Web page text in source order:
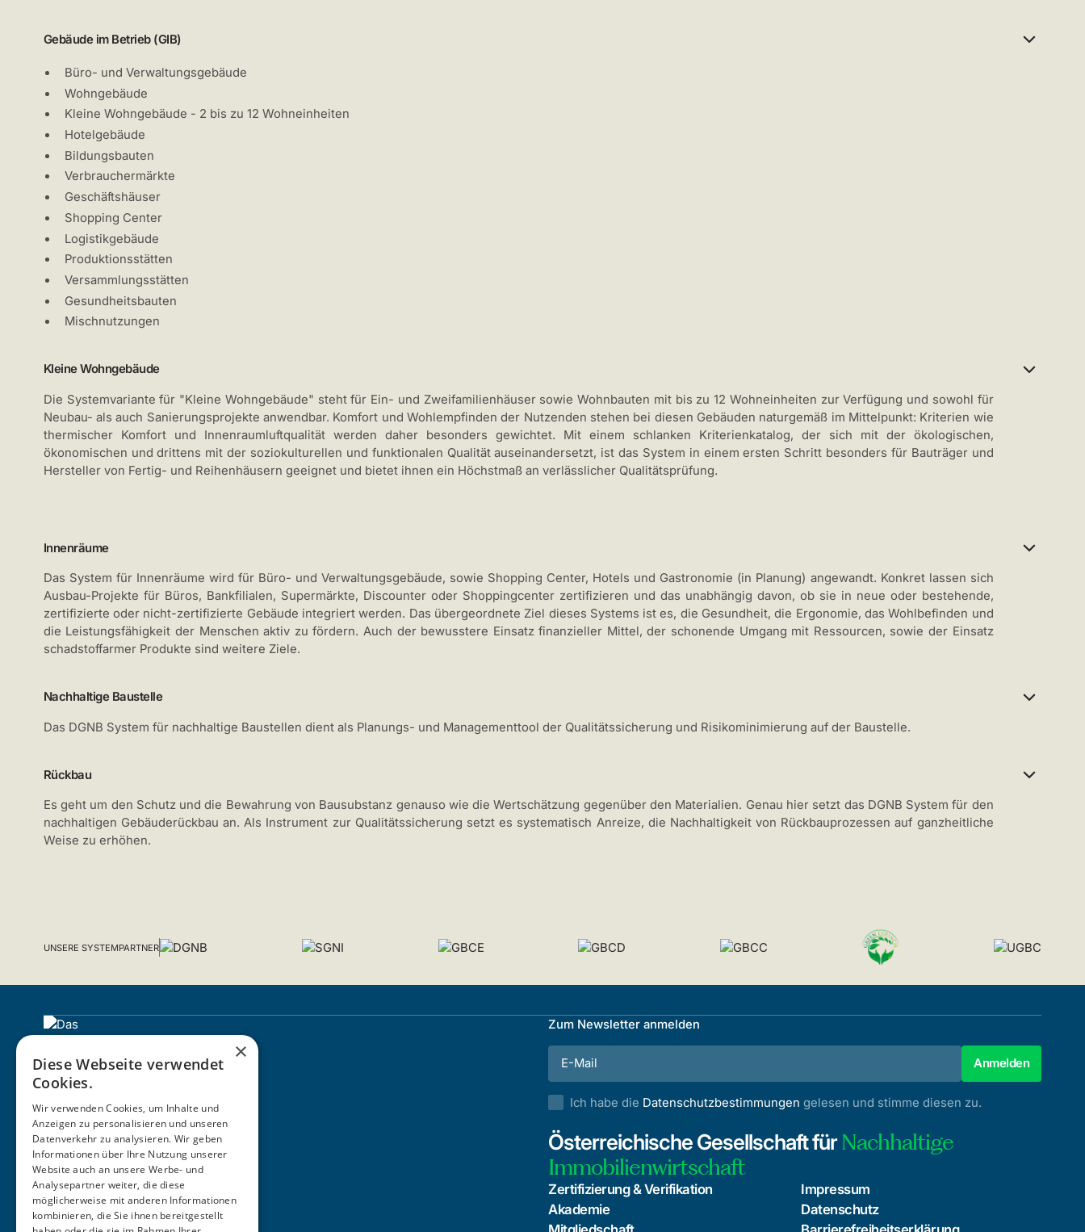
Gebäude im Betrieb (GIB)
Büro- und Verwaltungsgebäude
Wohngebäude
Kleine Wohngebäude - 2 bis zu 12 Wohneinheiten
Hotelgebäude
Bildungsbauten
Verbrauchermärkte
Geschäftshäuser
Shopping Center
Logistikgebäude
Produktionsstätten
Versammlungsstätten
Gesundheitsbauten
Mischnutzungen
Kleine Wohngebäude
Die Systemvariante für "Kleine Wohngebäude" steht für Ein- und Zweifamilienhäuser sowie Wohnbauten mit bis zu 12 Wohneinheiten zur Verfügung und sowohl für
Neubau- als auch Sanierungsprojekte anwendbar. Komfort und Wohlempfinden der Nutzenden stehen bei diesen Gebäuden naturgemäß im Mittelpunkt: Kriterien wie
thermischer Komfort und Innenraumluftqualität werden daher besonders gewichtet. Mit einem schlanken Kriterienkatalog, der sich mit der ökologischen,
ökonomischen und drittens mit der soziokulturellen und funktionalen Qualität auseinandersetzt, ist das System in einem ersten Schritt besonders für Bauträger und
Hersteller von Fertig- und Reihenhäusern geeignet und bietet ihnen ein Höchstmaß an verlässlicher Qualitätsprüfung.
Innenräume
Das System für Innenräume wird für Büro- und Verwaltungsgebäude, sowie Shopping Center, Hotels und Gastronomie (in Planung) angewandt. Konkret lassen sich
Ausbau-Projekte für Büros, Bankfilialen, Supermärkte, Discounter oder Shoppingcenter zertifizieren und das unabhängig davon, ob sie in neue oder bestehende,
zertifizierte oder nicht-zertifizierte Gebäude integriert werden. Das übergeordnete Ziel dieses Systems ist es, die Gesundheit, die Ergonomie, das Wohlbefinden und
die Leistungsfähigkeit der Menschen aktiv zu fördern. Auch der bewusstere Einsatz finanzieller Mittel, der schonende Umgang mit Ressourcen, sowie der Einsatz
schadstoffarmer Produkte sind weitere Ziele.
Nachhaltige Baustelle
Das DGNB System für nachhaltige Baustellen dient als Planungs- und Managementtool der Qualitätssicherung und Risikominimierung auf der Baustelle.
Rückbau
Es geht um den Schutz und die Bewahrung von Bausubstanz genauso wie die Wertschätzung gegenüber den Materialien. Genau hier setzt das DGNB System für den
nachhaltigen Gebäuderückbau an. Als Instrument zur Qualitätssicherung setzt es systematisch Anreize, die Nachhaltigkeit von Rückbauprozessen auf ganzheitliche
Weise zu erhöhen.
UNSERE SYSTEMPARTNER
ZERTIFIZIERUNG
Zum Newsletter anmelden
Ich habe die Datenschutzbestimmungen gelesen und stimme diesen zu.
Österreichische Gesellschaft fürNachhaltige
Immobilienwirtschaft
Zertifizierung & Verifikation
Akademie
Impressum
Datenschutz
×
Diese Webseite verwendet
Cookies.
Wir verwenden Cookies, um Inhalte und
Anzeigen zu personalisieren und unseren
Datenverkehr zu analysieren. Wir geben
Informationen über Ihre Nutzung unserer
Website auch an unsere Werbe- und
Analysepartner weiter, die diese
möglicherweise mit anderen Informationen
kombinieren, die Sie ihnen bereitgestellt